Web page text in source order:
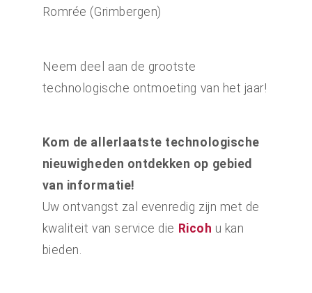
Romrée (Grimbergen)
Neem deel aan de grootste
technologische ontmoeting van het jaar!
Kom de allerlaatste technologische
nieuwigheden ontdekken op gebied
van informatie!
Uw ontvangst zal evenredig zijn met de
kwaliteit van service die Ricoh u kan
bieden.